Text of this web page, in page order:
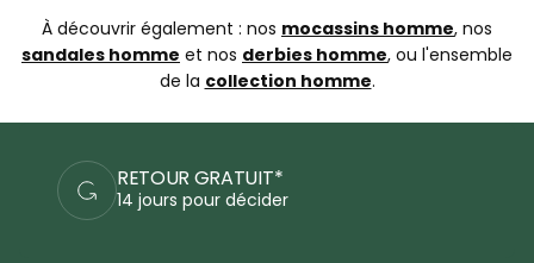
À découvrir également : nos mocassins homme, nos
sandales homme et nos derbies homme, ou l'ensemble
de la collection homme.
PAIEMENTS SÉCURISÉS
Commandez en sécurité